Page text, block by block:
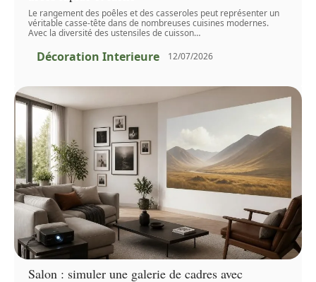
Le rangement des poêles et des casseroles peut représenter un
véritable casse-tête dans de nombreuses cuisines modernes.
Avec la diversité des ustensiles de cuisson…
Décoration Interieure 12/07/2026
Salon : simuler une galerie de cadres avec